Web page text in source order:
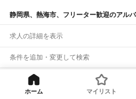
静岡県、熱海市、フリーター歓迎のアル
求人の詳細を表示
条件を追加・変更して検索
市区町村を追加・変更
静岡県
関連キーワード
静岡県 フリーター歓迎 治験静岡県 熱
ホーム マイリスト